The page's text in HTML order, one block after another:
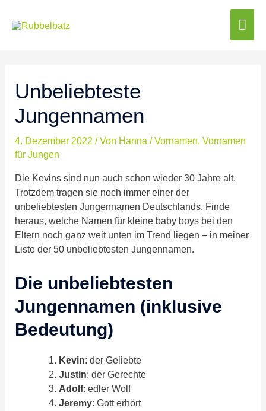
Unbeliebteste
Jungennamen
4. Dezember 2022/ Von Hanna/Vornamen,Vornamen
für Jungen
Die Kevins sind nun auch schon wieder 30 Jahre alt.
Trotzdem tragen sie noch immer einer der
unbeliebtesten Jungennamen Deutschlands. Finde
heraus, welche Namen für kleine baby boys bei den
Eltern noch ganz weit unten im Trend liegen – in meiner
Liste der 50 unbeliebtesten Jungennamen.
Die unbeliebtesten
Jungennamen (inklusive
Bedeutung)
Kevin: der Geliebte
Justin: der Gerechte
Adolf: edler Wolf
Jeremy: Gott erhört